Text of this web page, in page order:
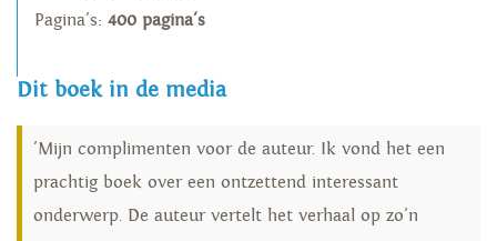
Pagina's: 400 pagina's
Dit boek in de media
'Mijn complimenten voor de auteur. Ik vond het een
prachtig boek over een ontzettend interessant
onderwerp. De auteur vertelt het verhaal op zo'n